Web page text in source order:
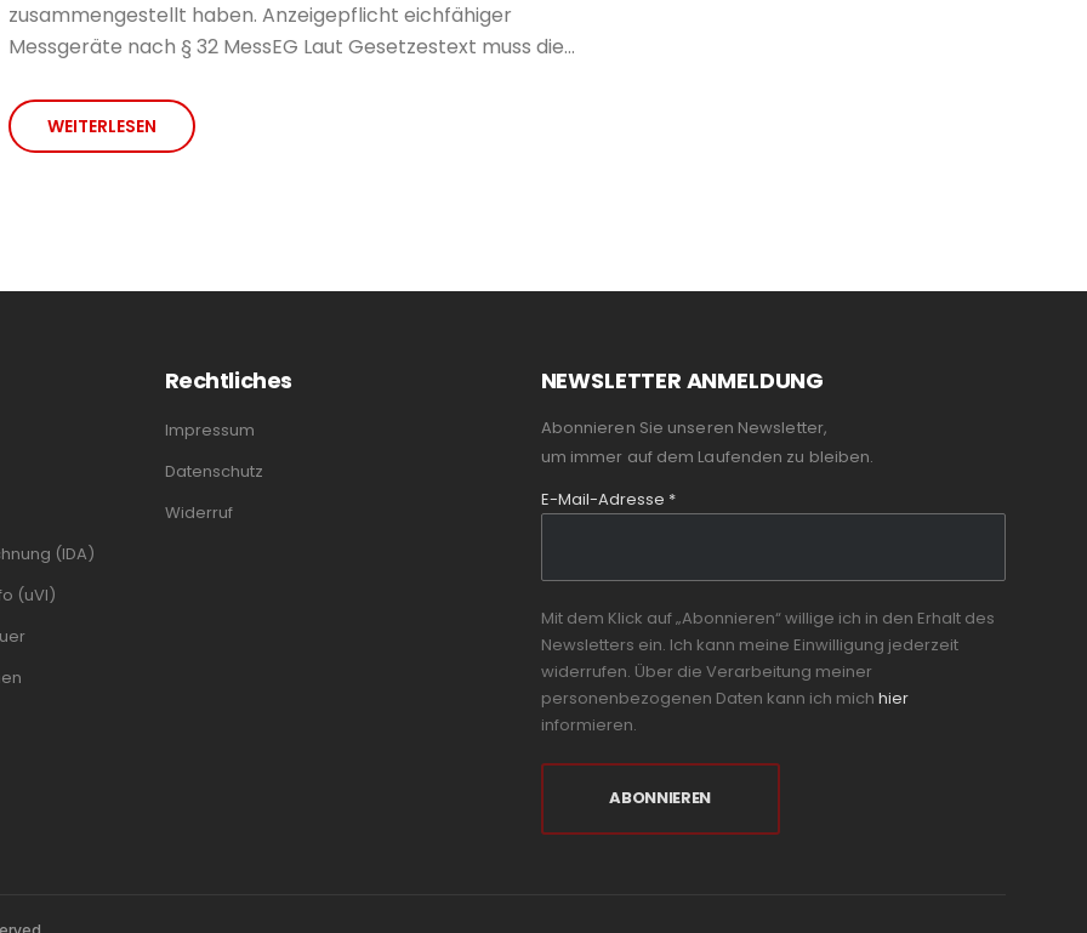
zusammengestellt haben. Anzeigepflicht eichfähiger
Messgeräte nach § 32 MessEG Laut Gesetzestext muss die...
WEITERLESEN
(IDA)
(uVI)
Rechtliches
Impressum
Datenschutz
Widerruf
NEWSLETTER ANMELDUNG
Abonnieren Sie unseren Newsletter,
um immer auf dem Laufenden zu bleiben.
E-Mail-Adresse *
Mit dem Klick auf „Abonnieren“ willige ich in den Erhalt des
Newsletters ein. Ich kann meine Einwilligung jederzeit
widerrufen. Über die Verarbeitung meiner
personenbezogenen Daten kann ich mich hier
informieren.